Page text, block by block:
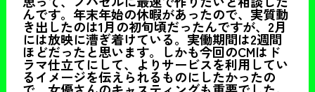
んです。年末年始の休暇があったので、実質動
き出したのは1月の初旬頃だったんですが、2月
には放映に漕ぎ着けている。実働期間は2週間
ほどだったと思います。しかも今回のCMはド
ラマ仕立てにして、よりサービスを利用してい
るイメージを伝えられるものにしたかったの